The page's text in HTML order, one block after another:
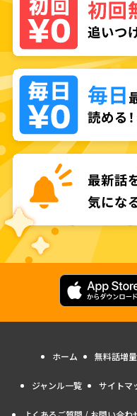
ホーム 無料話増量
ジャンル一覧 サイトマ